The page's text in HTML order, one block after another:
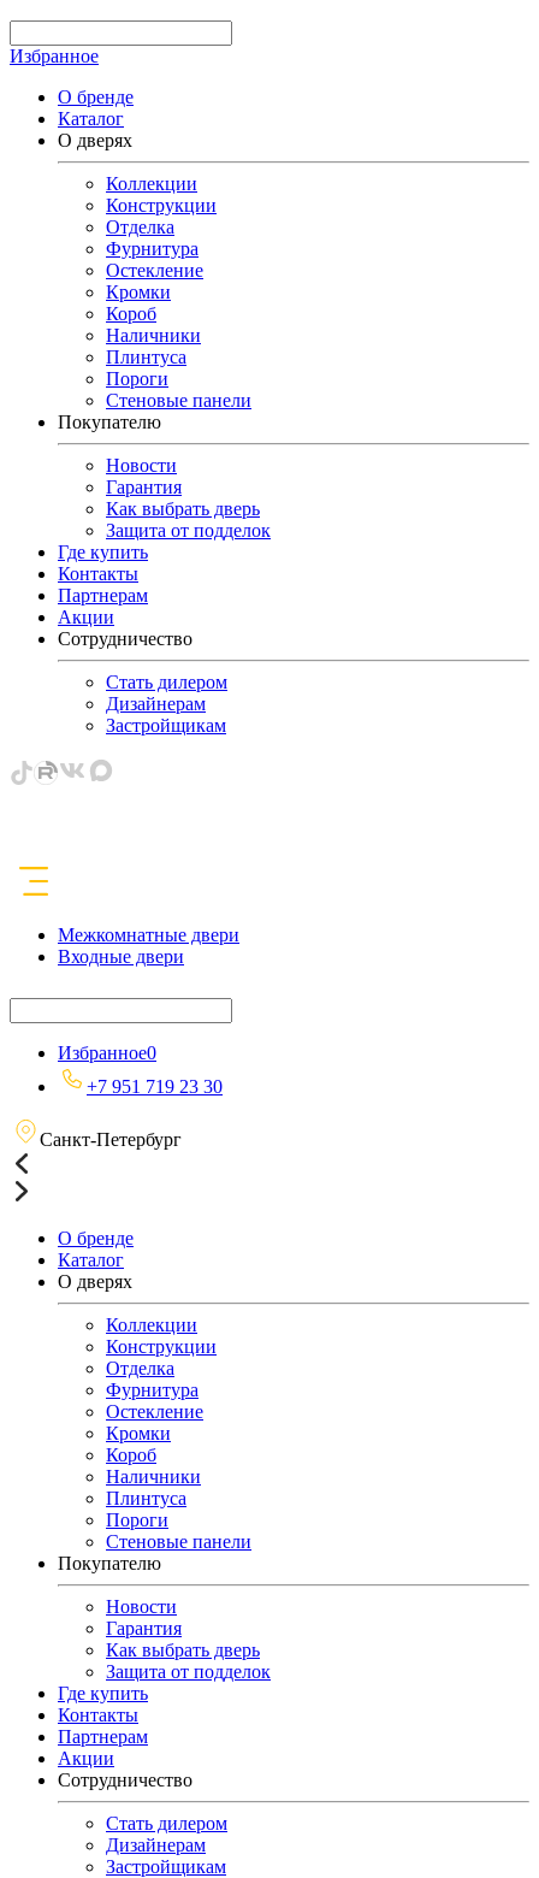
Избранное
О бренде
Каталог
О дверях
Коллекции
Конструкции
Отделка
Фурнитура
Остекление
Кромки
Короб
Наличники
Плинтуса
Пороги
Стеновые панели
Покупателю
Новости
Гарантия
Как выбрать дверь
Защита от подделок
Где купить
Контакты
Партнерам
Акции
Сотрудничество
Стать дилером
Дизайнерам
Застройщикам
Межкомнатные двери
Входные двери
Избранное0
+7 951 719 23 30
Санкт-Петербург
О бренде
Каталог
О дверях
Коллекции
Конструкции
Отделка
Фурнитура
Остекление
Кромки
Короб
Наличники
Плинтуса
Пороги
Стеновые панели
Покупателю
Новости
Гарантия
Как выбрать дверь
Защита от подделок
Где купить
Контакты
Партнерам
Акции
Сотрудничество
Стать дилером
Дизайнерам
Застройщикам